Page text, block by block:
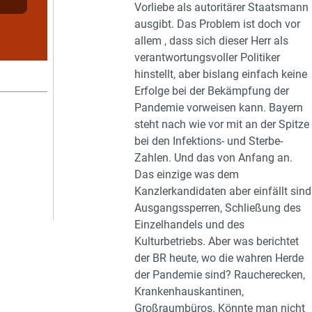
Vorliebe als autoritärer Staatsmann
ausgibt. Das Problem ist doch vor
allem , dass sich dieser Herr als
verantwortungsvoller Politiker
hinstellt, aber bislang einfach keine
Erfolge bei der Bekämpfung der
Pandemie vorweisen kann. Bayern
steht nach wie vor mit an der Spitze
bei den Infektions- und Sterbe-
Zahlen. Und das von Anfang an.
Das einzige was dem
Kanzlerkandidaten aber einfällt sind
Ausgangssperren, Schließung des
Einzelhandels und des
Kulturbetriebs. Aber was berichtet
der BR heute, wo die wahren Herde
der Pandemie sind? Raucherecken,
Krankenhauskantinen,
Großraumbüros. Könnte man nicht